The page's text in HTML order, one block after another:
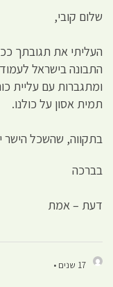
שלום קובי,
העליתי את תגובתך
התבונה בישראל
ומתגברות עם עליית
תמית אסון על כולנו.
בתקווה, שהשכל הישר
בברכה
דעת – אמת
17 שנים •